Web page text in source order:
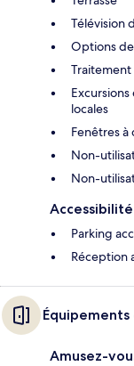
Télévision
Options
Traitement
locales
Fenêtres
Non-
Non-
Accessibilité
Parking
Réception
Amusez-